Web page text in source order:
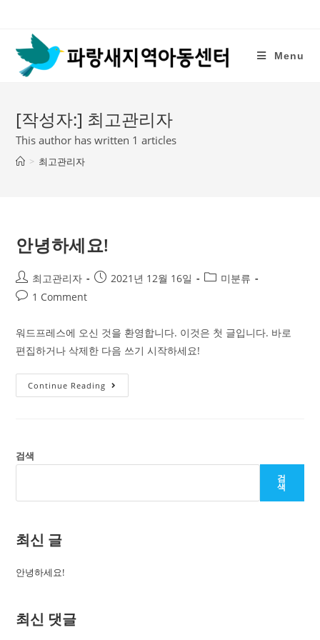
content
Menu
[작성자:] 최고관리자
This author has written 1 articles
> 최고관리자
안녕하세요!
Post
author:
최고관리자
Post2021년 12월 16일
Post미분류
Post1 Comment
워드프레스에 오신 것을 환영합니다. 이것은 첫 글입니다. 바로
편집하거나 삭제한 다음 쓰기 시작하세요!
Continue Reading 안
녕
검색
검
색
최신 글
안녕하세요!
최신 댓글